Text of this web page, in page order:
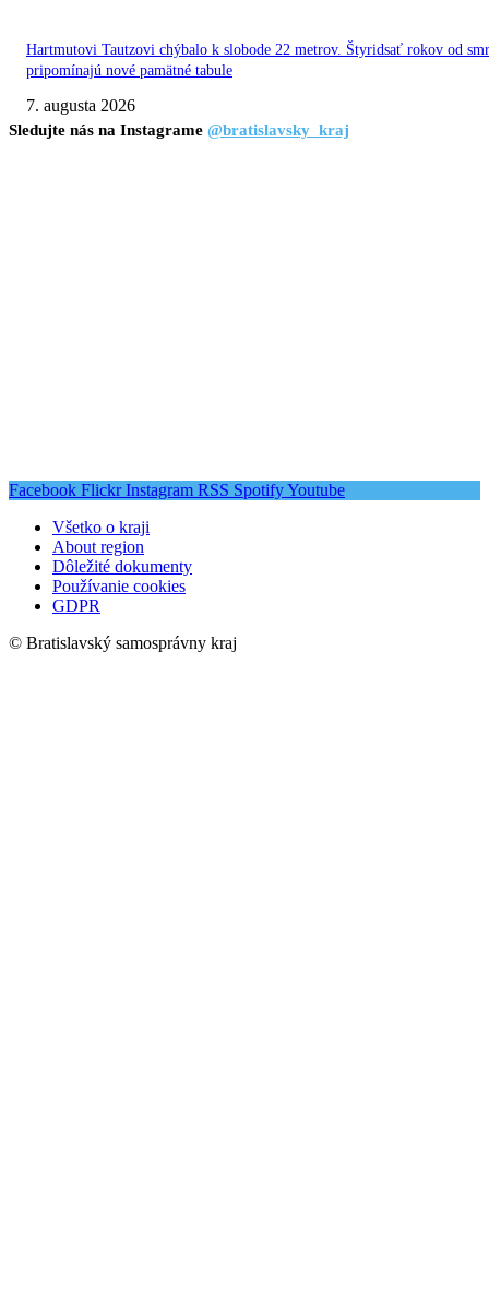
Hartmutovi Tautzovi chýbalo k slobode 22 metrov. Štyridsať rokov od
pripomínajú nové pamätné tabule
7. augusta 2026
Sledujte nás na Instagrame @bratislavsky_kraj
Facebook Flickr Instagram RSS SpotifyYoutube
Všetko o kraji
About region
Dôležité dokumenty
Používanie cookies
GDPR
© Bratislavský samosprávny kraj